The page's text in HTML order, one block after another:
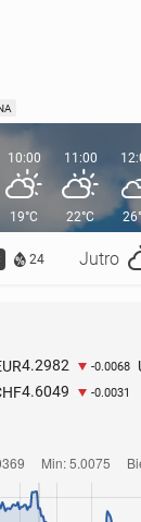
24 Jutro
10:00
19°C
11:00
22°C
4.2982 -0.0068
4.6049 -0.0031